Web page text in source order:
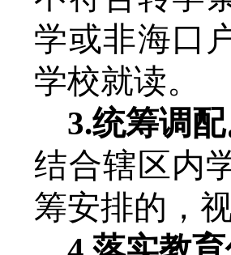
学或非海口
学校就读。
3.统筹调配
结合辖区内
筹安排的，